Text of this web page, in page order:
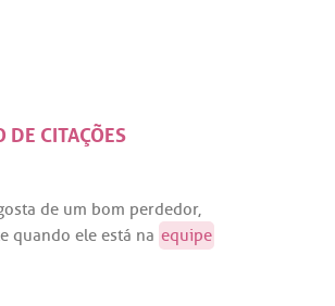
DE CITAÇÕES
de um bom perdedor,
quando ele está na equipe